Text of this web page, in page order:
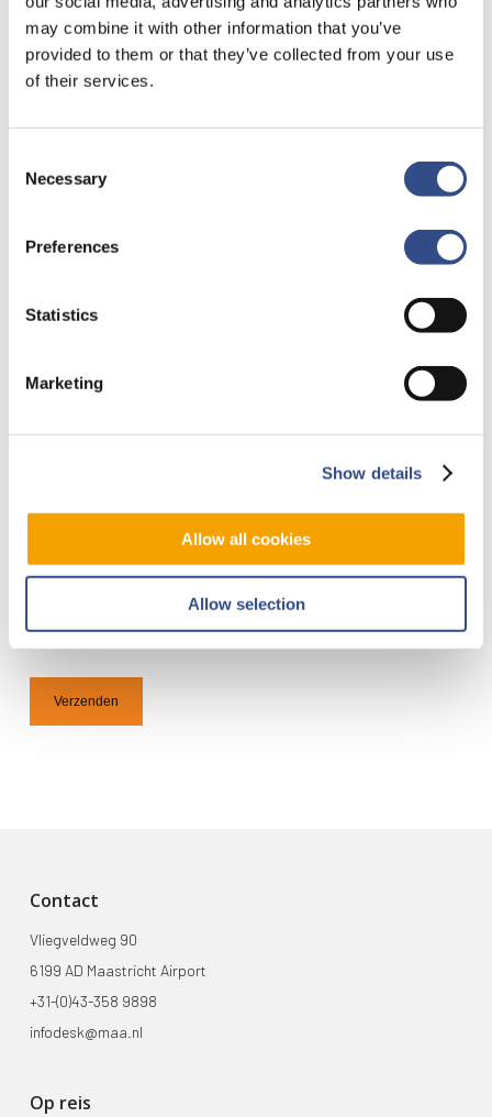
may combine it with other information that you’ve
provided to them or that they’ve collected from your use
of their services.
Selection
Necessary
Preferences
Statistics
Marketing
Show details
Allow all cookies
Allow selection
Contact
Naam*
E-mailadres*
Ik ga akkoord met de opslag en verwerking van
mijn persoonsgegevens door Maastricht Aachen
Airport, zoals uiteengezet in dePrivacyverklaring
Verzenden
Contact
Vliegveldweg 90
6199 AD Maastricht Airport
+31-(0)43-358 9898
infodesk@maa.nl
Op reis